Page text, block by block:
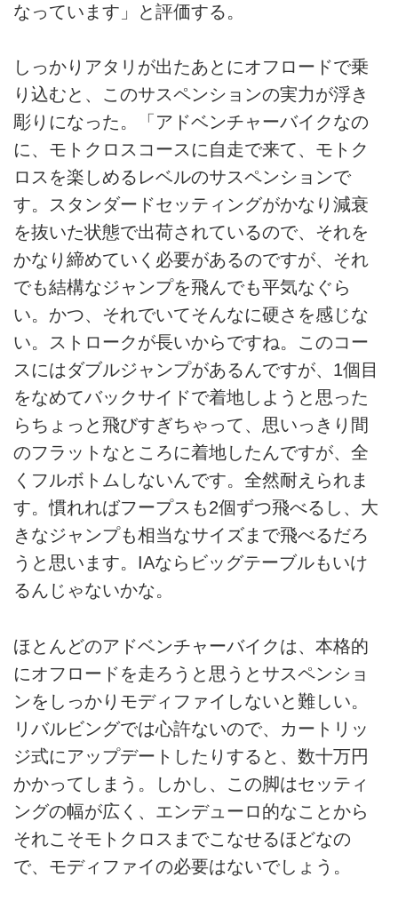
なっています」と評価する。
しっかりアタリが出たあとにオフロードで乗
り込むと、このサスペンションの実力が浮き
彫りになった。「アドベンチャーバイクなの
に、モトクロスコースに自走で来て、モトク
ロスを楽しめるレベルのサスペンションで
す。スタンダードセッティングがかなり減衰
を抜いた状態で出荷されているので、それを
かなり締めていく必要があるのですが、それ
でも結構なジャンプを飛んでも平気なぐら
い。かつ、それでいてそんなに硬さを感じな
い。ストロークが長いからですね。このコー
スにはダブルジャンプがあるんですが、1個目
をなめてバックサイドで着地しようと思った
らちょっと飛びすぎちゃって、思いっきり間
のフラットなところに着地したんですが、全
くフルボトムしないんです。全然耐えられま
す。慣れればフープスも2個ずつ飛べるし、大
きなジャンプも相当なサイズまで飛べるだろ
うと思います。IAならビッグテーブルもいけ
るんじゃないかな。
ほとんどのアドベンチャーバイクは、本格的
にオフロードを走ろうと思うとサスペンショ
ンをしっかりモディファイしないと難しい。
リバルビングでは心許ないので、カートリッ
ジ式にアップデートしたりすると、数十万円
かかってしまう。しかし、この脚はセッティ
ングの幅が広く、エンデューロ的なことから
それこそモトクロスまでこなせるほどなの
で、モディファイの必要はないでしょう。